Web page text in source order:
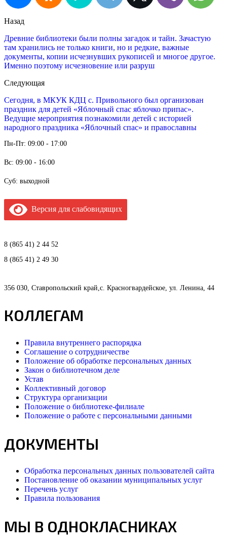
Назад
Древние библиотеки были полны загадок и тайн. Зачастую
там хранились не только книги, но и редкие, важные
документы, копии исчезнувших рукописей и многое другое.
Именно поэтому исчезновение или разруш
Следующая
Сегодня, в МКУК КДЦ с. Привольного был организован
праздник для детей «Яблочный спас яблочко припас».
Ведущие мероприятия познакомили детей с историей
народного праздника «Яблочный спас» и православны
Пн-Пт: 09:00 - 17:00
Вс: 09:00 - 16:00
Суб: выходной
Версия для слабовидящих
8 (865 41) 2 44 52
8 (865 41) 2 49 30
356 030, Ставропольский край,с. Красногвардейское, ул. Ленина, 44
КОЛЛЕГАМ
Правила внутреннего распорядка
Соглашение о сотрудничестве
Положение об обработке персональных данных
Закон о библиотечном деле
Устав
Коллективный договор
Структура организации
Положение о библиотеке-филиале
Положение о работе с персональными данными
ДОКУМЕНТЫ
Обработка персональных данных пользователей сайта
Постановление об оказании муниципальных услуг
Перечень услуг
Правила пользования
МЫ В ОДНОКЛАСНИКАХ